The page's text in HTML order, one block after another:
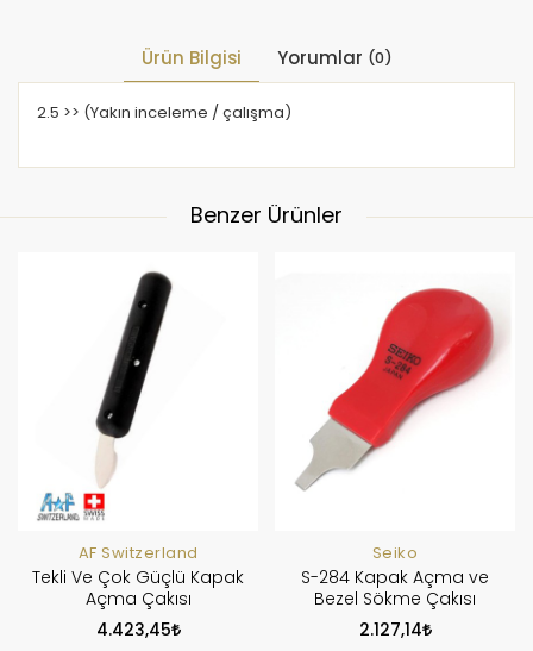
Ürün Bilgisi Yorumlar (0)
2.5 >> (Yakın inceleme / çalışma)
Benzer Ürünler
AF Switzerland
Tekli Ve Çok Güçlü Kapak
Açma Çakısı
4.423,45
Seiko
S-284 Kapak Açma ve
Bezel Sökme Çakısı
2.127,14